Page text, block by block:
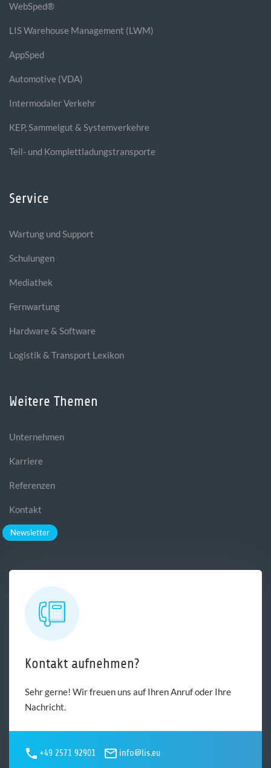
WebSped®
LIS Warehouse Management (LWM)
AppSped
Automotive (VDA)
Intermodaler Verkehr
KEP, Sammelgut & Systemverkehre
Teil- und Komplettladungstransporte
Service
Wartung und Support
Schulungen
Mediathek
Fernwartung
Hardware & Software
Logistik & Transport Lexikon
Weitere Themen
Unternehmen
Karriere
Referenzen
Kontakt
Newsletter
Kontakt aufnehmen?
Sehr gerne! Wir freuen uns auf Ihren Anruf oder Ihre
Nachricht.
+49 2571 92901 info@lis.eu